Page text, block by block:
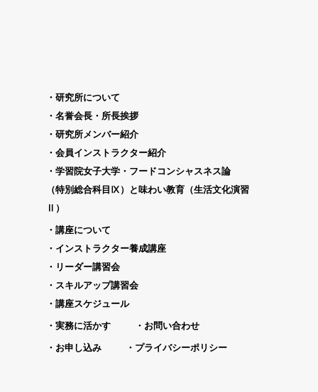
研究所について
名誉会長・所長挨拶
研究所メンバー紹介
会員インストラクター紹介
学習院女子大学・フードコンシャスネス論
（特別総合科目Ⅸ）と味わい教育（生活文化演習
Ⅱ）
講座について
インストラクター養成講座
リーダー講習会
スキルアップ講習会
講座スケジュール
実務に活かす お問い合わせ
お申し込み プライバシーポリシー